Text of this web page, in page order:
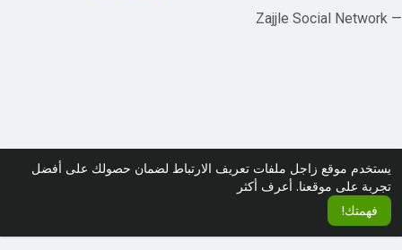
يستخدم موقع زاجل ملفات تعريف الارتباط لضمان حصولك على أفضل
تجربة على موقعنا. أعرف أكثر
فهمتك!
— Zajjle Social Network